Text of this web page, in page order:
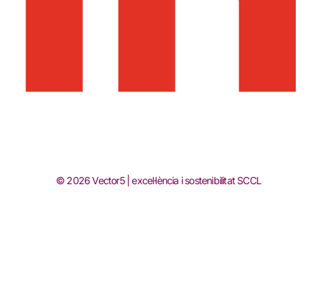
© 2026 Vector5 | excel·lència i sostenibilitat SCCL